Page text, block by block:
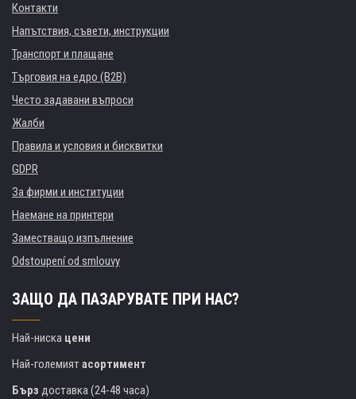
Контакти
Напътствия, съвети, инструкции
Транспорт и плащане
Търговия на едро (B2B)
Често задавани въпроси
Жалби
Правила и условия и бисквитки
GDPR
За фирми и институции
Наемане на принтери
Заместващо изпълнение
Odstoupení od smlouvy
ЗАЩО ДА ПАЗАРУВАТЕ ПРИ НАС?
Най-ниска цени
Най-големиятасортимент
Бърз доставка (24-48 часа)